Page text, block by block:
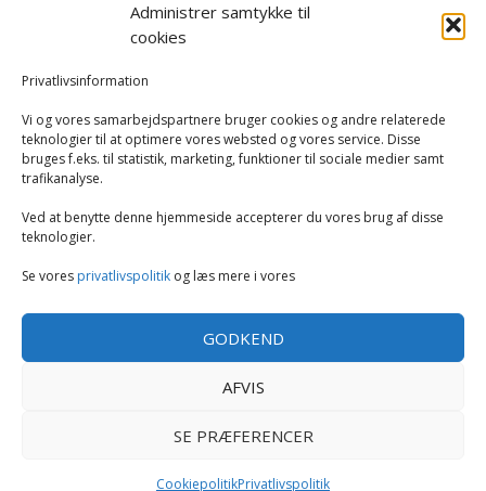
Administrer samtykke til
cookies
Privatlivsinformation
Vi og vores samarbejdspartnere bruger cookies og andre relaterede
teknologier til at optimere vores websted og vores service. Disse
bruges f.eks. til statistik, marketing, funktioner til sociale medier samt
trafikanalyse.
Ved at benytte denne hjemmeside accepterer du vores brug af disse
teknologier.
Se vores privatlivspolitik og læs mere i vores
GODKEND
AFVIS
SE PRÆFERENCER
CookiepolitikPrivatlivspolitik
Hvidevarer
Køkken
Opvarmning
Rengøring
Støvsugere
Tilbehør til støvsugere og rengøring